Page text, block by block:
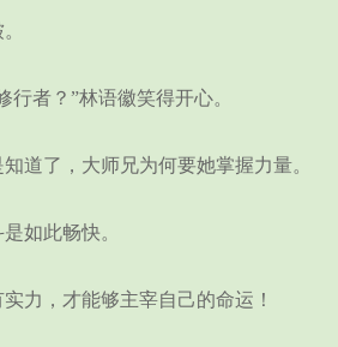
者？”林语徽笑得开心。
了，大师兄为何要她掌握力量。
如此畅快。
，才能够主宰自己的命运！